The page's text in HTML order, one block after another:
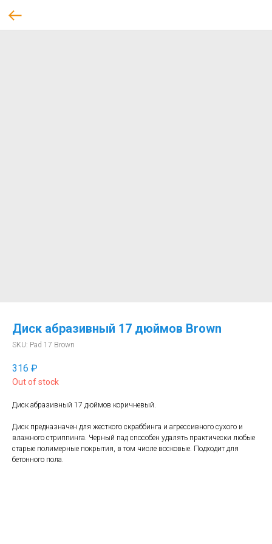
Диск абразивный 17 дюймов Brown
SKU: Pad 17 Brown
316 ₽
Out of stock
Диск абразивный 17 дюймов коричневый.
Диск предназначен для жесткого скраббинга и агрессивного сухого и
влажного стриппинга. Черный пад способен удалять практически любые
старые полимерные покрытия, в том числе восковые. Подходит для
бетонного пола.